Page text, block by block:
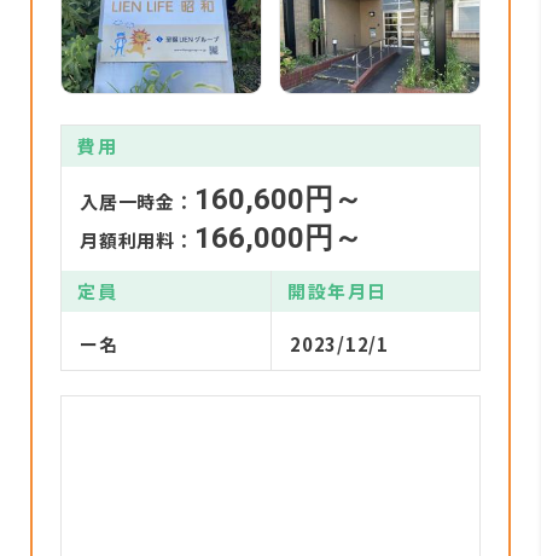
費用
入居一時金： 160,600円～
月額利用料： 166,000円～
定員 開設年月日
ー名 2023/12/1